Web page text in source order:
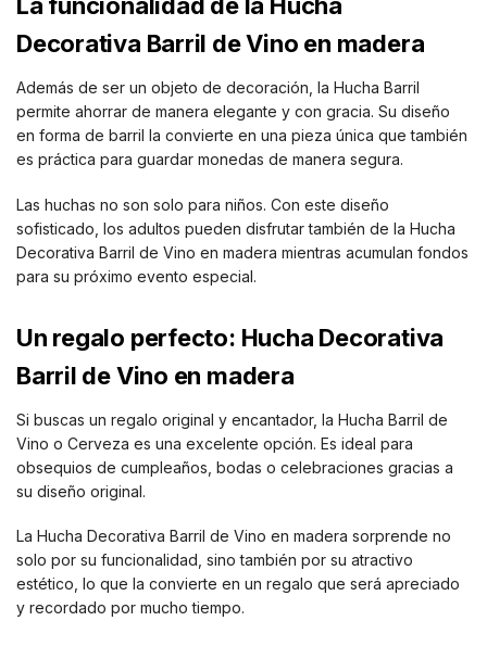
Decorativa Barril de Vino en madera
Además de ser un objeto de decoración, la Hucha Barril
permite ahorrar de manera elegante y con gracia. Su diseño
en forma de barril la convierte en una pieza única que también
es práctica para guardar monedas de manera segura.
Las huchas no son solo para niños. Con este diseño
sofisticado, los adultos pueden disfrutar también de la Hucha
Decorativa Barril de Vino en madera mientras acumulan fondos
para su próximo evento especial.
Un regalo perfecto: Hucha Decorativa
Barril de Vino en madera
Si buscas un regalo original y encantador, la Hucha Barril de
Vino o Cerveza es una excelente opción. Es ideal para
obsequios de cumpleaños, bodas o celebraciones gracias a
su diseño original.
La Hucha Decorativa Barril de Vino en madera sorprende no
solo por su funcionalidad, sino también por su atractivo
estético, lo que la convierte en un regalo que será apreciado
y recordado por mucho tiempo.